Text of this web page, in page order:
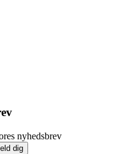
nyhedsbrev
dig